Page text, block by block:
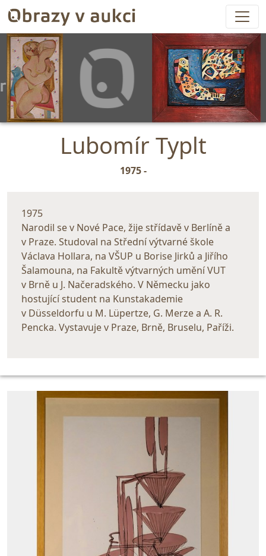
Lubomír Typlt
1975 -
1975
Narodil se v Nové Pace, žije střídavě v Berlíně a
v Praze. Studoval na Střední výtvarné škole
Václava Hollara, na VŠUP u Borise Jirků a Jiřího
Šalamouna, na Fakultě výtvarných umění VUT
v Brně u J. Načeradského. V Německu jako
hostující student na Kunstakademie
v Düsseldorfu u M. Lüpertze, G. Merze a A. R.
Pencka. Vystavuje v Praze, Brně, Bruselu, Paříži.